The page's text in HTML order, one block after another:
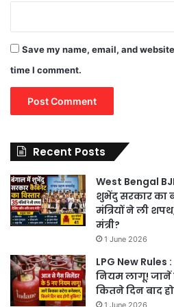
Save my name, email, and
time I comment.
Recent Posts
West Bengal
शुभेंदु सरकार का
मंत्रियों ने ली
मंत्री?
1 June 2026
LPG New
नियम लागू!
कितने दिन बाद
1 June 2026